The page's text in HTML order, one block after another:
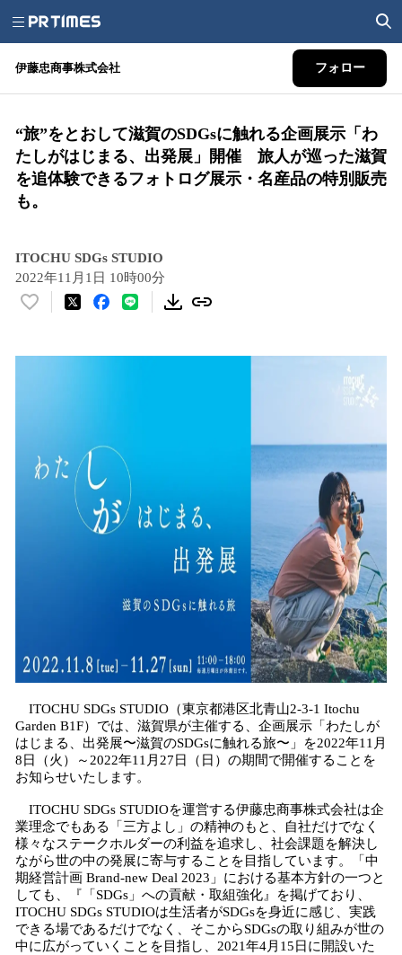
伊藤忠商事株式会社 フォロー
“旅”をとおして滋賀のSDGsに触れる企画展示「わ
たしがはじまる、出発展」開催 旅人が巡った滋賀
を追体験できるフォトログ展示・名産品の特別販売
も。
ITOCHU SDGs STUDIO
2022年11月1日 10時00分
い
込
み
ITOCHU SDGs STUDIO（東京都港区北青山2-3-1 Itochu
Garden B1F）では、滋賀県が主催する、企画展示「わたしが
はじまる、出発展〜滋賀のSDGsに触れる旅〜」を2022年11月
8日（火）～2022年11月27日（日）の期間で開催することを
お知らせいたします。
ITOCHU SDGs STUDIOを運営する伊藤忠商事株式会社は企
業理念でもある「三方よし」の精神のもと、自社だけでなく
様々なステークホルダーの利益を追求し、社会課題を解決し
ながら世の中の発展に寄与することを目指しています。「中
期経営計画 Brand-new Deal 2023」における基本方針の一つと
しても、『「SDGs」への貢献・取組強化』を掲げており、
ITOCHU SDGs STUDIOは生活者がSDGsを身近に感じ、実践
できる場であるだけでなく、そこからSDGsの取り組みが世の
中に広がっていくことを目指し、2021年4月15日に開設いた